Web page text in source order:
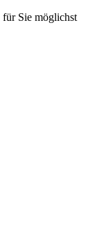
für Sie möglichst